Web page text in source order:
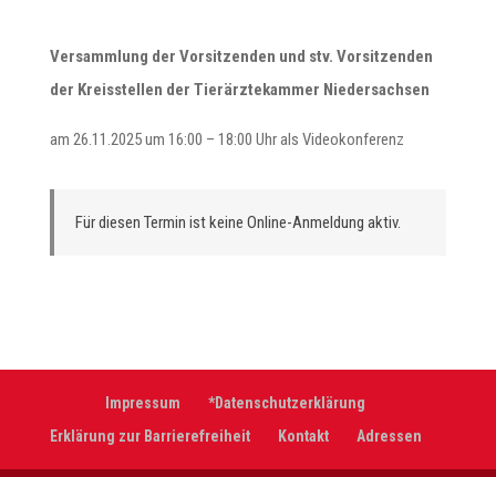
Versammlung der Vorsitzenden und stv. Vorsitzenden
der Kreisstellen der Tierärztekammer Niedersachsen
am 26.11.2025 um 16:00 – 18:00 Uhr als Videokonferenz
Für diesen Termin ist keine Online-Anmeldung aktiv.
Impressum
*Datenschutzerklärung
Erklärung zur Barrierefreiheit
Kontakt Adressen